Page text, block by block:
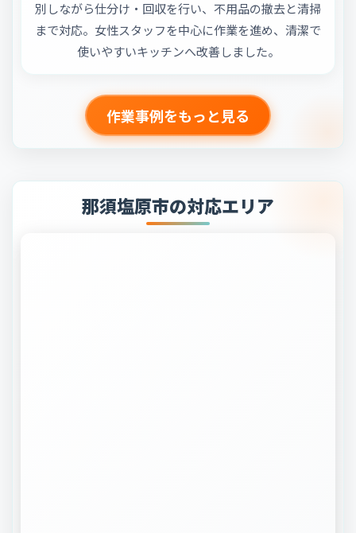
別しながら仕分け・回収を行い、不用品の撤去と清掃
まで対応。女性スタッフを中心に作業を進め、清潔で
使いやすいキッチンへ改善しました。
作業事例をもっと見る
那須塩原市の対応エリア